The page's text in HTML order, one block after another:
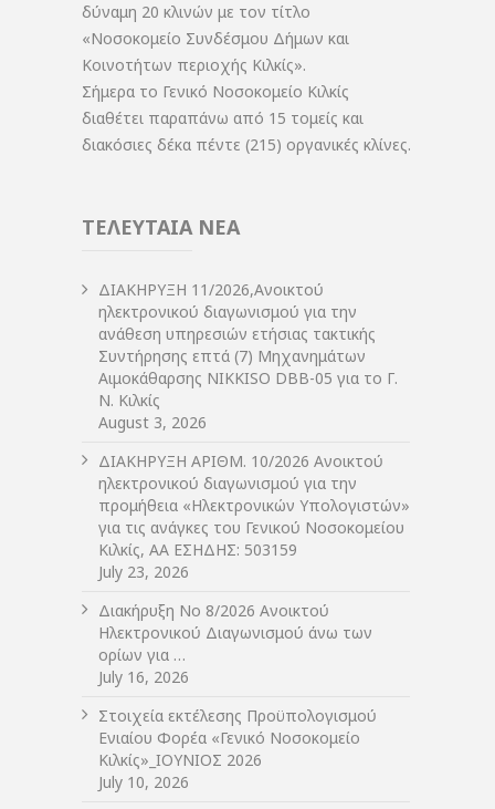
δύναμη 20 κλινών με τον τίτλο
«Νοσοκομείο Συνδέσμου Δήμων και
Κοινοτήτων περιοχής Κιλκίς».
Σήμερα το Γενικό Νοσοκομείο Κιλκίς
διαθέτει παραπάνω από 15 τομείς και
διακόσιες δέκα πέντε (215) οργανικές κλίνες.
ΤΕΛΕΥΤΑΙΑ ΝΕΑ
ΔIΑΚΗΡΥΞΗ 11/2026,Ανοικτού
ηλεκτρονικού διαγωνισμού για την
ανάθεση υπηρεσιών ετήσιας τακτικής
Συντήρησης επτά (7) Μηχανημάτων
Αιμοκάθαρσης NIKKISO DBB-05 για το Γ.
Ν. Κιλκίς
August 3, 2026
ΔIΑΚΗΡΥΞΗ ΑΡIΘΜ. 10/2026 Ανοικτού
ηλεκτρονικού διαγωνισμού για την
προμήθεια «Ηλεκτρονικών Υπολογιστών»
για τις ανάγκες του Γενικού Νοσοκομείου
Κιλκίς, ΑΑ ΕΣΗΔΗΣ: 503159
July 23, 2026
Διακήρυξη Νο 8/2026 Ανοικτού
Ηλεκτρονικού Διαγωνισμού άνω των
ορίων για …
July 16, 2026
Στοιχεία εκτέλεσης Προϋπολογισμού
Ενιαίου Φορέα «Γενικό Νοσοκομείο
Κιλκίς»_ΙΟΥΝΙΟΣ 2026
July 10, 2026